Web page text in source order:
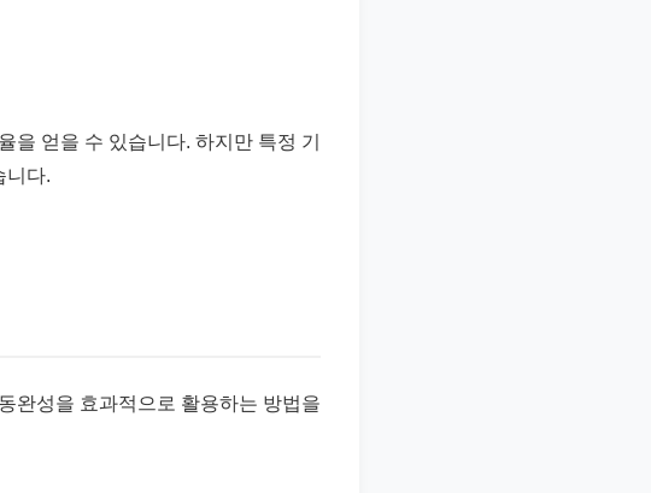
얻을 수 있습니다. 하지만 특정 기
니다.
완성을 효과적으로 활용하는 방법을